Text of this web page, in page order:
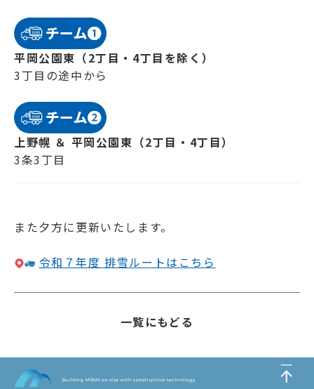
平岡公園東（2丁目・4丁目を除く）
3丁目の途中から
上野幌 ＆ 平岡公園東（2丁目・4丁目）
3条3丁目
また夕方に更新いたします。
令和７年度 排雪ルートはこちら
一覧にもどる